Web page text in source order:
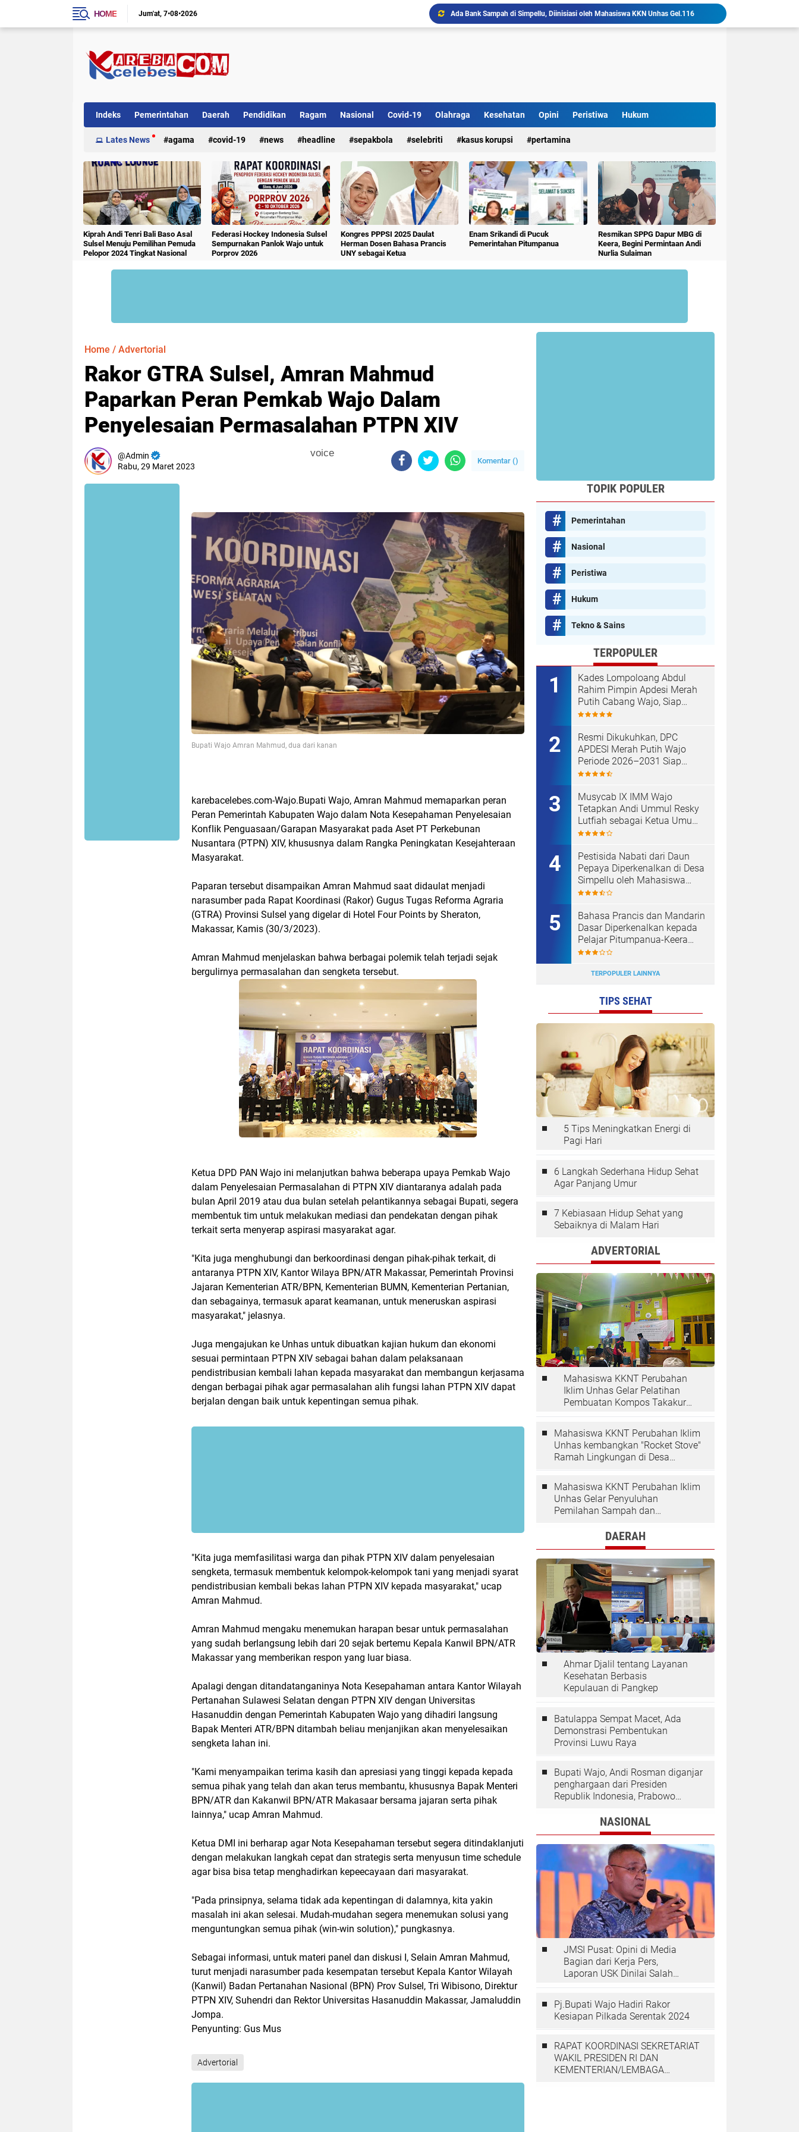
HOME Jum'at 7•08•2026
Ada Bank Sampah di Simpellu, Diinisiasi oleh Mahasiswa KKN Unhas Gel.116
Mahasiswa KKN-T Unhas Gelombang 116 di Desa Simpellu Kembangkan Semprot Antinyamuk Alami
Mahasiswa KKN-T Literasi Unhas Laksanakan Kunjungan Literasi ke Rumah Baca Lo’mo Topejawa Bersama Siswa UPT SDN 66 Kajang
Indeks Pemerintahan Daerah Pendidikan Ragam Nasional Covid-19 Olahraga Kesehatan Opini Peristiwa Hukum
Internasional Kriminal
Lates News agama covid-19 news headline sepakbola selebriti kasus korupsi pertamina
Kiprah Andi Tenri Bali Baso Asal
Sulsel Menuju Pemilihan Pemuda
Pelopor 2024 Tingkat Nasional
Federasi Hockey Indonesia Sulsel
Sempurnakan Panlok Wajo untuk
Porprov 2026
Kongres PPPSI 2025 Daulat
Herman Dosen Bahasa Prancis
UNY sebagai Ketua
Enam Srikandi di Pucuk
Pemerintahan Pitumpanua
Resmikan SPPG Dapur MBG di
Keera, Begini Permintaan Andi
Nurlia Sulaiman
Home / Advertorial
Rakor GTRA Sulsel, Amran Mahmud
Paparkan Peran Pemkab Wajo Dalam
Penyelesaian Permasalahan PTPN XIV
Admin
Rabu, 29 Maret 2023
voice
Komentar ()
Bupati Wajo Amran Mahmud, dua dari kanan
karebacelebes.com-Wajo.Bupati Wajo, Amran Mahmud memaparkan peran
Peran Pemerintah Kabupaten Wajo dalam Nota Kesepahaman Penyelesaian
Konflik Penguasaan/Garapan Masyarakat pada Aset PT Perkebunan
Nusantara (PTPN) XIV, khususnya dalam Rangka Peningkatan Kesejahteraan
Masyarakat.
Paparan tersebut disampaikan Amran Mahmud saat didaulat menjadi
narasumber pada Rapat Koordinasi (Rakor) Gugus Tugas Reforma Agraria
(GTRA) Provinsi Sulsel yang digelar di Hotel Four Points by Sheraton,
Makassar, Kamis (30/3/2023).
Amran Mahmud menjelaskan bahwa berbagai polemik telah terjadi sejak
bergulirnya permasalahan dan sengketa tersebut.
Ketua DPD PAN Wajo ini melanjutkan bahwa beberapa upaya Pemkab Wajo
dalam Penyelesaian Permasalahan di PTPN XIV diantaranya adalah pada
bulan April 2019 atau dua bulan setelah pelantikannya sebagai Bupati, segera
membentuk tim untuk melakukan mediasi dan pendekatan dengan pihak
terkait serta menyerap aspirasi masyarakat agar.
"Kita juga menghubungi dan berkoordinasi dengan pihak-pihak terkait, di
antaranya PTPN XIV, Kantor Wilaya BPN/ATR Makassar, Pemerintah Provinsi
Jajaran Kementerian ATR/BPN, Kementerian BUMN, Kementerian Pertanian,
dan sebagainya, termasuk aparat keamanan, untuk meneruskan aspirasi
masyarakat," jelasnya.
Juga mengajukan ke Unhas untuk dibuatkan kajian hukum dan ekonomi
sesuai permintaan PTPN XIV sebagai bahan dalam pelaksanaan
pendistribusian kembali lahan kepada masyarakat dan membangun kerjasama
dengan berbagai pihak agar permasalahan alih fungsi lahan PTPN XIV dapat
berjalan dengan baik untuk kepentingan semua pihak.
"Kita juga memfasilitasi warga dan pihak PTPN XIV dalam penyelesaian
sengketa, termasuk membentuk kelompok-kelompok tani yang menjadi syarat
pendistribusian kembali bekas lahan PTPN XIV kepada masyarakat," ucap
Amran Mahmud.
Amran Mahmud mengaku menemukan harapan besar untuk permasalahan
yang sudah berlangsung lebih dari 20 sejak bertemu Kepala Kanwil BPN/ATR
Makassar yang memberikan respon yang luar biasa.
Apalagi dengan ditandatanganinya Nota Kesepahaman antara Kantor Wilayah
Pertanahan Sulawesi Selatan dengan PTPN XIV dengan Universitas
Hasanuddin dengan Pemerintah Kabupaten Wajo yang dihadiri langsung
Bapak Menteri ATR/BPN ditambah beliau menjanjikan akan menyelesaikan
sengketa lahan ini.
"Kami menyampaikan terima kasih dan apresiasi yang tinggi kepada kepada
semua pihak yang telah dan akan terus membantu, khususnya Bapak Menteri
BPN/ATR dan Kakanwil BPN/ATR Makasaar bersama jajaran serta pihak
lainnya," ucap Amran Mahmud.
Ketua DMI ini berharap agar Nota Kesepahaman tersebut segera ditindaklanjuti
dengan melakukan langkah cepat dan strategis serta menyusun time schedule
agar bisa bisa tetap menghadirkan kepeecayaan dari masyarakat.
"Pada prinsipnya, selama tidak ada kepentingan di dalamnya, kita yakin
masalah ini akan selesai. Mudah-mudahan segera menemukan solusi yang
menguntungkan semua pihak (win-win solution)," pungkasnya.
Sebagai informasi, untuk materi panel dan diskusi I, Selain Amran Mahmud,
turut menjadi narasumber pada kesempatan tersebut Kepala Kantor Wilayah
(Kanwil) Badan Pertanahan Nasional (BPN) Prov Sulsel, Tri Wibisono, Direktur
PTPN XIV, Suhendri dan Rektor Universitas Hasanuddin Makassar, Jamaluddin
Jompa.
Penyunting: Gus Mus
Advertorial
TOPIK POPULER
Pemerintahan
Nasional
Peristiwa
Hukum
Tekno & Sains
TERPOPULER
Kades Lompoloang Abdul
Rahim Pimpin Apdesi Merah
Putih Cabang Wajo, Siap
Kawal Koperasi Merah Putih
Resmi Dikukuhkan, DPC
APDESI Merah Putih Wajo
Periode 2026–2031 Siap
Kawal Kemajuan Desa dan
Musycab IX IMM Wajo
Tetapkan Andi Ummul Resky
Lutfiah sebagai Ketua Umum
Terpilih
Pestisida Nabati dari Daun
Pepaya Diperkenalkan di Desa
Simpellu oleh Mahasiswa
KKN-T Unhas Gel-116
Bahasa Prancis dan Mandarin
Dasar Diperkenalkan kepada
Pelajar Pitumpanua-Keera
oleh Mahasiswa KKN Unhas
TERPOPULER LAINNYA
TIPS SEHAT
5 Tips Meningkatkan Energi di
Pagi Hari
6 Langkah Sederhana Hidup Sehat
Agar Panjang Umur
7 Kebiasaan Hidup Sehat yang
Sebaiknya di Malam Hari
ADVERTORIAL
Mahasiswa KKNT Perubahan
Iklim Unhas Gelar Pelatihan
Pembuatan Kompos Takakura
Mahasiswa KKNT Perubahan Iklim
Unhas kembangkan "Rocket Stove"
Ramah Lingkungan di Desa
Mahasiswa KKNT Perubahan Iklim
Unhas Gelar Penyuluhan
Pemilahan Sampah dan
Desa KalolingDAERAH
Ahmar Djalil tentang Layanan
Kesehatan Berbasis
Kepulauan di Pangkep
Batulappa Sempat Macet, Ada
Demonstrasi Pembentukan
Provinsi Luwu Raya
Bupati Wajo, Andi Rosman diganjar
penghargaan dari Presiden
Republik Indonesia, Prabowo
NASIONAL
JMSI Pusat: Opini di Media
Bagian dari Kerja Pers,
Laporan USK Dinilai Salah
Pj.Bupati Wajo Hadiri Rakor
Kesiapan Pilkada Serentak 2024
RAPAT KOORDINASI SEKRETARIAT
WAKIL PRESIDEN RI DAN
KEMENTERIAN/LEMBAGA